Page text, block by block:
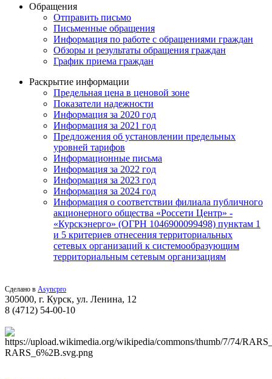
Обращения
Отправить письмо
Письменные обращения
Информация по работе с обращениями граждан
Обзоры и результаты обращения граждан
График приема граждан
Раскрытие информации
Предельная цена в ценовой зоне
Показатели надежности
Информация за 2020 год
Информация за 2021 год
Предложения об установлении предельных
уровней тарифов
Информационные письма
Информация за 2022 год
Информация за 2023 год
Информация за 2024 год
Информация о соответствии филиала публичного
акционерного общества «Россети Центр» -
«Курскэнерго» (ОГРН 1046900099498) пунктам 1
и 5 критериев отнесения территориальных
сетевых организаций к системообразующим
территориальным сетевым организациям
Сделано в Asyncpro
305000, г. Курск, ул. Ленина, 12
8 (4712) 54-00-10